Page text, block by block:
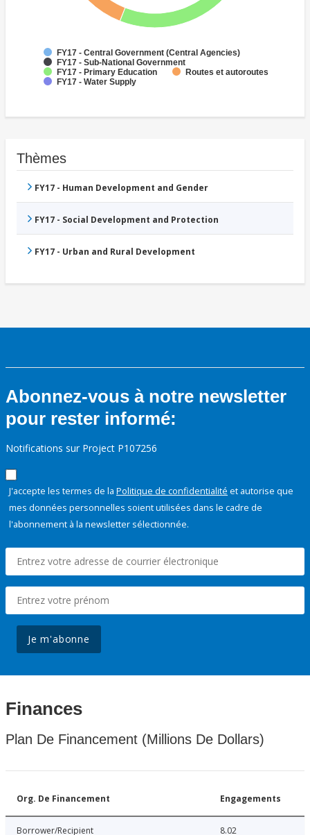
FY17 - Central Government (Central Agencies)
FY17 - Sub-National Government
FY17 - Primary Education
Routes et autoroutes
FY17 - Water Supply
Thèmes
FY17 - Human Development and Gender
FY17 - Social Development and Protection
FY17 - Urban and Rural Development
Abonnez-vous à notre newsletter
pour rester informé:
Notifications sur Project P107256
J'accepte les termes de la Politique de confidentialité et autorise que
mes données personnelles soient utilisées dans le cadre de
l'abonnement à la newsletter sélectionnée.
Je m'abonne
Finances
Plan De Financement (Millions De Dollars)
Org. De Financement Engagements
Borrower/Recipient 8.02